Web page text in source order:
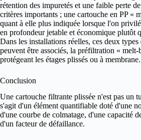
rétention des impuretés et une faible perte
critères importants ; une cartouche en PP «
quant à elle plus indiquée lorsque l'on
en profondeur jetable et économique plutôt
Dans les installations réelles, ces deux types
peuvent être associés, la préfiltration «
protégeant les étages plissés ou à membrane.
Conclusion
Une cartouche filtrante plissée n'est pas un
s'agit d'un élément quantifiable doté d'une
d'une courbe de colmatage, d'une capacité
d'un facteur de défaillance.